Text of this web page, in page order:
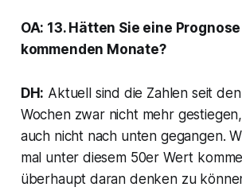
OA: 13. Hätten Sie eine
kommenden Monate?
DH: Aktuell sind die Zahlen seit
Wochen zwar nicht mehr
auch nicht nach unten gegangen.
mal unter diesem 50er Wert
überhaupt daran denken zu